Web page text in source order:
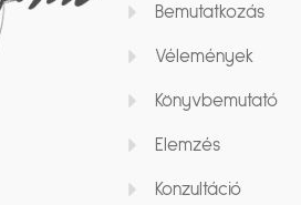
Bemutatkozás
Vélemények
Könyvbemutató
Elemzés
Konzultáció